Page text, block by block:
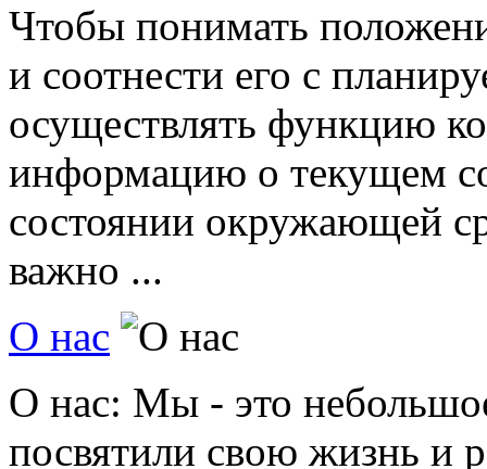
Чтобы понимать
и соотнести его с
осуществлять функцию
информацию о текущем
состоянии окружающей
важно ...
О нас
О нас: Мы - это
посвятили свою жизнь и